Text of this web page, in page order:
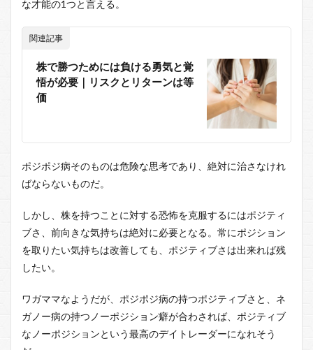
な才能の1つと言える。
関連記事
株で勝つためには負ける勇気と覚
悟が必要｜リスクとリターンは等
価
ポジポジ病そのものは危険な思考であり、絶対に治さなけれ
ばならないものだ。
しかし、株を持つことに対する恐怖を克服するにはポジティ
ブさ、前向きな気持ちは絶対に必要となる。常にポジション
を取りたい気持ちは改善しても、ポジティブさは出来れば残
したい。
ワガママなようだが、ポジポジ病の持つポジティブさと、ネ
ガノー病の持つノーポジション癖が合わされば、ポジティブ
なノーポジションという最高のデイトレーダーになれそう